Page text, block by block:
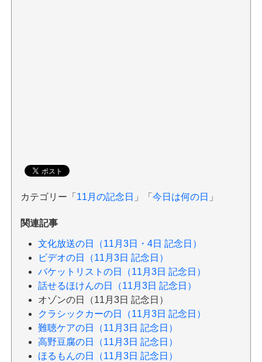
カテゴリー「 11月の記念日 」「 今日は何の日 」
関連記事
文化放送の日（11月3日・4日 記念日）
ビデオの日（11月3日 記念日）
バケットリストの日（11月3日 記念日）
話せるほけんの日（11月3日 記念日）
オゾンの日（11月3日 記念日）
クラシックカーの日（11月3日 記念日）
難聴ケアの日（11月3日 記念日）
高野豆腐の日（11月3日 記念日）
ほるもんの日（11月3日 記念日）